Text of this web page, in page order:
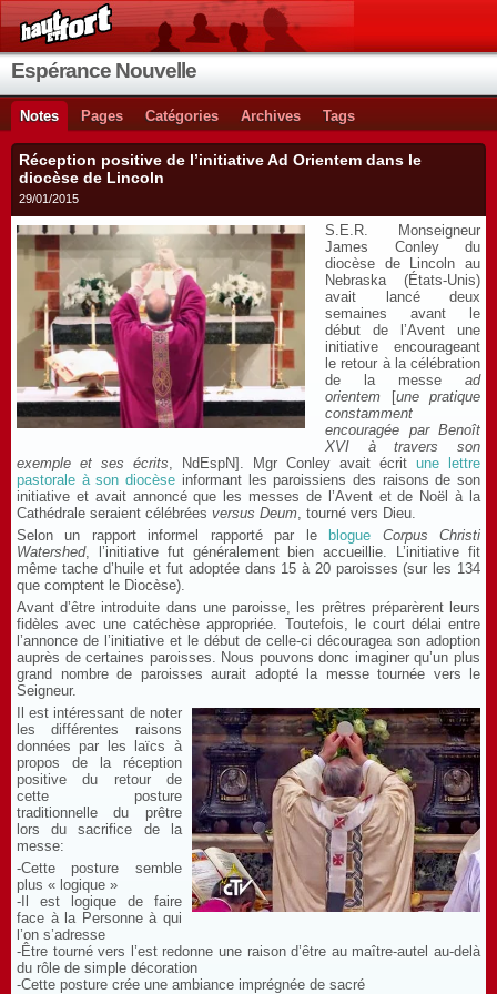
Espérance Nouvelle
Notes Pages Catégories Archives Tags
Réception positive de l’initiative Ad Orientem dans le
diocèse de Lincoln
29/01/2015
S.E.R. Monseigneur
James Conley du
diocèse de Lincoln au
Nebraska (États-Unis)
avait lancé deux
semaines avant le
début de l’Avent une
initiative encourageant
le retour à la célébration
de la messe ad
orientem
[une pratique
constamment
encouragée par Benoît
XVI à travers son
exemple et ses écrits, NdEspN]. Mgr Conley avait écrit une lettre
pastorale à son diocèse informant les paroissiens des raisons de son
initiative et avait annoncé que les messes de l’Avent et de Noël à la
Cathédrale seraient célébrées versus Deum, tourné vers Dieu.
Selon un rapport informel rapporté par le
blogue
Corpus Christi
Watershed, l’initiative fut généralement bien accueillie. L’initiative fit
même tache d’huile et fut adoptée dans 15 à 20 paroisses (sur les 134
que comptent le Diocèse).
Avant d’être introduite dans une paroisse, les prêtres préparèrent leurs
fidèles avec une catéchèse appropriée. Toutefois, le court délai entre
l’annonce de l’initiative et le début de celle-ci découragea son adoption
auprès de certaines paroisses. Nous pouvons donc imaginer qu’un plus
grand nombre de paroisses aurait adopté la messe tournée vers le
Seigneur.
Il est intéressant de noter
les différentes raisons
données par les laïcs à
propos de la réception
positive du retour de
cette posture
traditionnelle du prêtre
lors du sacrifice de la
messe:
-Cette posture semble
plus « logique »
-Il est logique de faire
face à la Personne à qui
l’on s’adresse
-Être tourné vers l’est redonne une raison d’être au maître-autel au-delà
du rôle de simple décoration
-Cette posture crée une ambiance imprégnée de sacré